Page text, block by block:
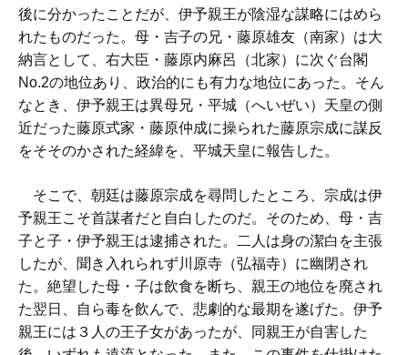
後に分かったことだが、伊予親王が陰湿な謀略にはめら
れたものだった。母・吉子の兄・藤原雄友（南家）は大
納言として、右大臣・藤原内麻呂（北家）に次ぐ台閣
No.2の地位あり、政治的にも有力な地位にあった。そん
なとき、伊予親王は異母兄・平城（へいぜい）天皇の側
近だった藤原式家・藤原仲成に操られた藤原宗成に謀反
をそそのかされた経緯を、平城天皇に報告した。
そこで、朝廷は藤原宗成を尋問したところ、宗成は伊
予親王こそ首謀者だと自白したのだ。そのため、母・吉
子と子・伊予親王は逮捕された。二人は身の潔白を主張
したが、聞き入れられず川原寺（弘福寺）に幽閉され
た。絶望した母・子は飲食を断ち、親王の地位を廃され
た翌日、自ら毒を飲んで、悲劇的な最期を遂げた。伊予
親王には３人の王子女があったが、同親王が自害した